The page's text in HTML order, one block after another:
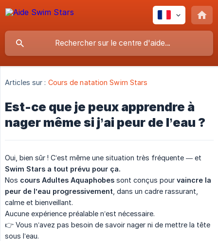
Articles sur : Cours de natation Swim Stars
Est-ce que je peux apprendre à
nager même si j’ai peur de l’eau ?
Oui, bien sûr ! C’est même une situation très fréquente — et
Swim Stars a tout prévu pour ça.
Nos cours Adultes Aquaphobes sont conçus pour vaincre la
peur de l’eau progressivement , dans un cadre rassurant,
calme et bienveillant.
Aucune expérience préalable n’est nécessaire.
👉 Vous n’avez pas besoin de savoir nager ni de mettre la tête
sous l’eau.